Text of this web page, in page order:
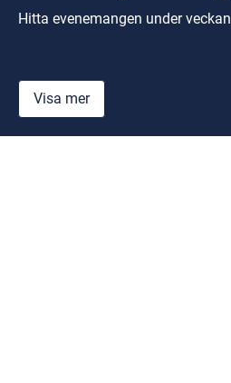
Hitta evenemangen under veckan
Visa mer